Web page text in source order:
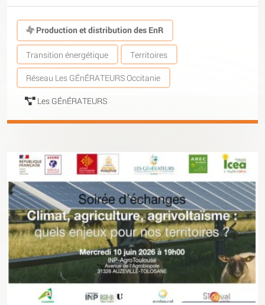
Production et distribution des EnR
Transition énergétique Territoires
Réseau Les GÉnÉRATEURS Occitanie
Les GÉnÉRATEURS